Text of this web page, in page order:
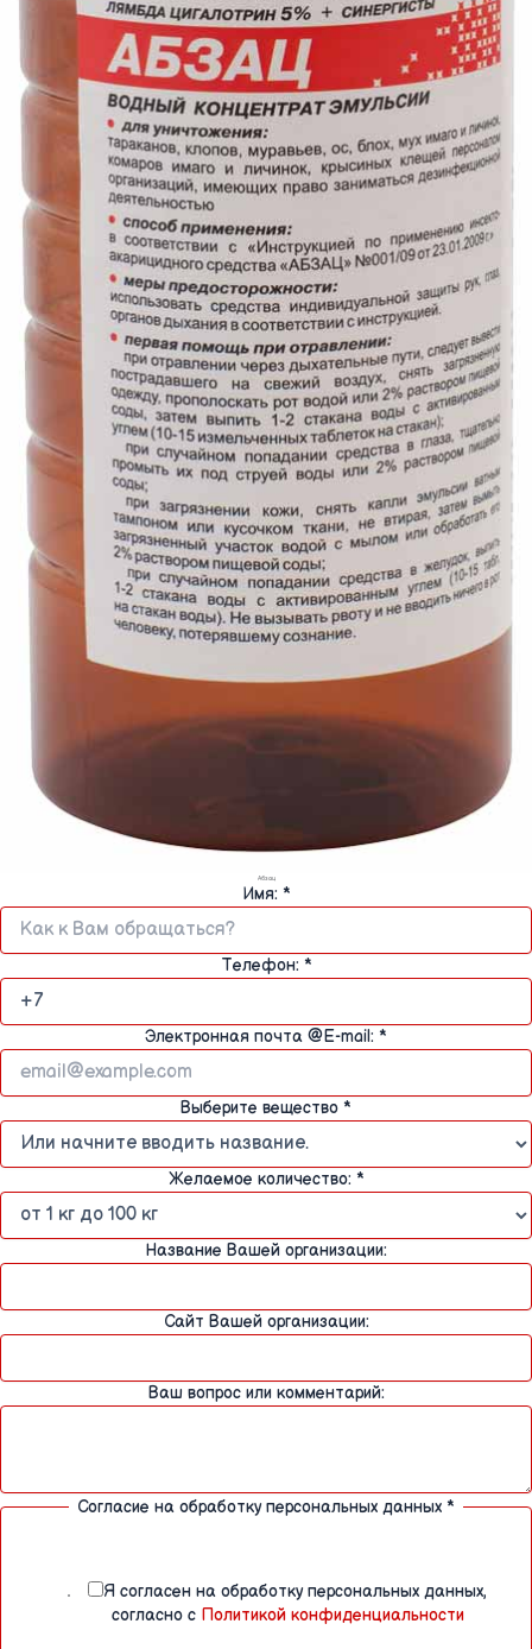
Абзац
Имя: *
Телефон: *
Электронная почта @E-mail: *
Выберите вещество *
Желаемое количество: *
Название Вашей организации:
Сайт Вашей организации:
Ваш вопрос или комментарий:
Согласие на обработку персональных данных *
Я согласен на обработку персональных данных,
согласно с Политикой конфиденциальности